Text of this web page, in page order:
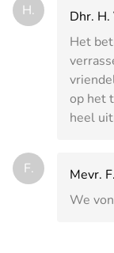
H.
Dhr. H.
Het
op het
heel
F.
Mevr.
We